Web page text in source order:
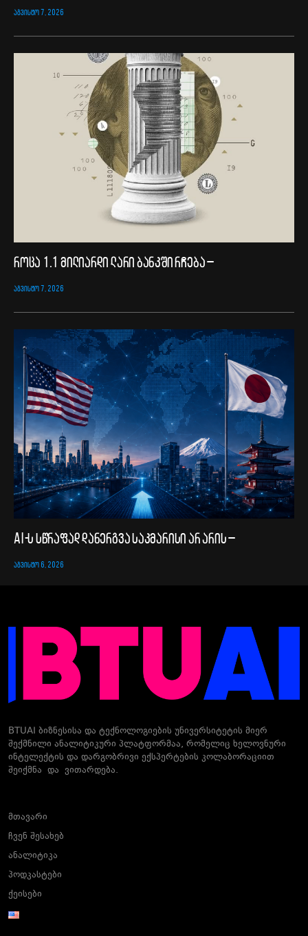
ᲐᲒᲕᲘᲡᲢᲝ 7, 2026
როცა 1.1 მილიარდი ლარი ბანკში რჩება –
ᲐᲒᲕᲘᲡᲢᲝ 7, 2026
AI-ს სწრაფად დანერგვა საკმარისი არ არის –
ᲐᲒᲕᲘᲡᲢᲝ 6, 2026
BTUAI ბიზნესისა და ტექნოლოგიების უნივერსიტეტის მიერ
შექმნილი ანალიტიკური პლატფორმაა, რომელიც ხელოვნური
ინტელექტის და დარგობრივი ექსპერტების კოლაბორაციით
შეიქმნა და ვითარდება.
მთავარი
ჩვენ შესახებ
ანალიტიკა
პოდკასტები
ქეისები